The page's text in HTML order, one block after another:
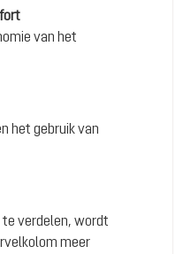
van het
het gebruik van
te verdelen, wordt
meer